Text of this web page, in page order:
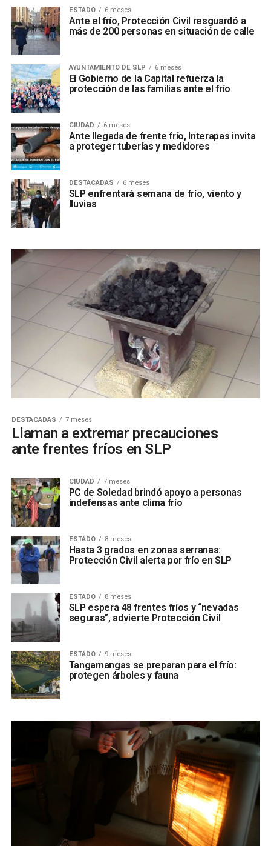
ESTADO 6 meses
Ante el frío, Protección Civil resguardó a
más de 200 personas en situación de calle
AYUNTAMIENTO DE SLP 6 meses
El Gobierno de la Capital refuerza la
protección de las familias ante el frío
CIUDAD 6 meses
Ante llegada de frente frío, Interapas invita
a proteger tuberías y medidores
DESTACADAS 6 meses
SLP enfrentará semana de frío, viento y
lluvias
DESTACADAS 7 meses
Llaman a extremar precauciones
ante frentes fríos en SLP
CIUDAD 7 meses
PC de Soledad brindó apoyo a personas
indefensas ante clima frío
ESTADO 8 meses
Hasta 3 grados en zonas serranas:
Protección Civil alerta por frío en SLP
ESTADO 8 meses
SLP espera 48 frentes fríos y “nevadas
seguras”, advierte Protección Civil
ESTADO 9 meses
Tangamangas se preparan para el frío:
protegen árboles y fauna